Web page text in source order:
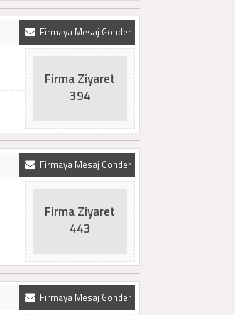
Firmaya Mesaj Gönder
Firma Ziyaret
394
Firmaya Mesaj Gönder
Firma Ziyaret
443
Firmaya Mesaj Gönder